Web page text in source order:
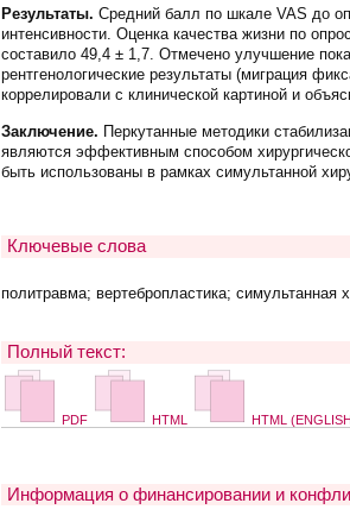
Результаты. Средний балл по шкале VAS до
интенсивности. Оценка качества жизни по
составило 49,4 ± 1,7. Отмечено улучшение
рентгенологические результаты (миграция
коррелировали с клинической картиной и
Заключение. Перкутанные методики
являются эффективным способом
быть использованы в рамках симультанной
Ключевые слова
политравма; вертебропластика; симультанная
Полный текст:
PDF HTML HTML
Информация о финансировании и